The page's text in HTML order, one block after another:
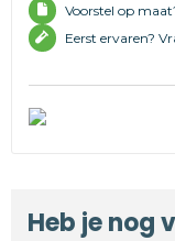
Voorstel op
Eerst ervaren?
Heb je nog